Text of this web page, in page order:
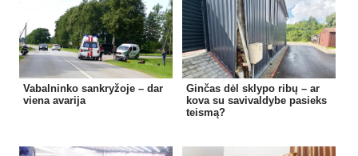
Vabalninko sankryžoje – dar
viena avarija
Ginčas dėl sklypo ribų – ar
kova su savivaldybe pasieks
teismą?